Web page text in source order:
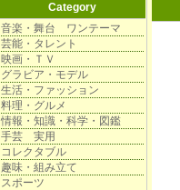
Category
音楽・舞台 ワンテーマ
芸能・タレント
映画・ＴＶ
グラビア・モデル
生活・ファッション
料理・グルメ
情報・知識・科学・図鑑
手芸 実用
コレクタブル
趣味・組み立て
スポーツ